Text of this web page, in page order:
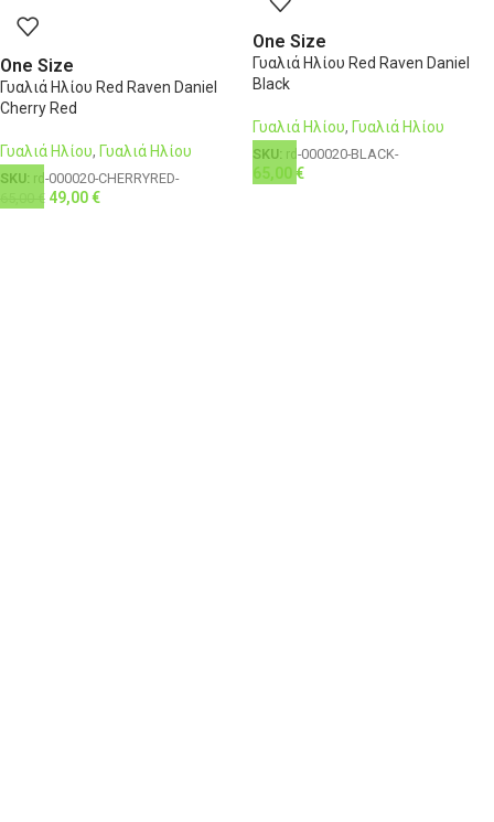
One Size
Γυαλιά Ηλίου Red Raven Daniel
Cherry Red
Γυαλιά Ηλίου, Γυαλιά Ηλίου
SKU: rd-000020-CHERRYRED-
€ 49,00€
One Size
Γυαλιά Ηλίου Red Raven Daniel
Black
Γυαλιά Ηλίου, Γυαλιά Ηλίου
SKU: rd-000020-BLACK-
65,00 €